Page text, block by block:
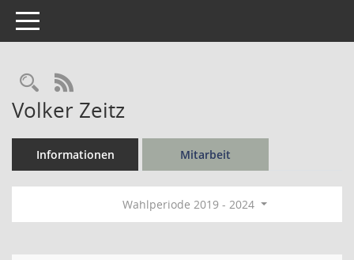
Toggle navigation
Rechercheauswahl
RSS-Feed
Volker Zeitz
Informationen Mitarbeit
Wahlperiode 2019 - 2024